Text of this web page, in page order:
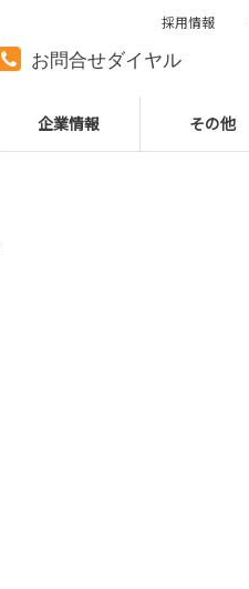
お問合せダイヤル
企業情報 その他
採用情報